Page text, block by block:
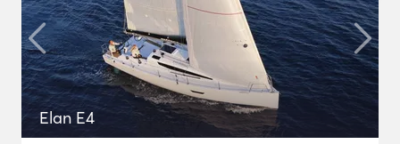
Elan E4